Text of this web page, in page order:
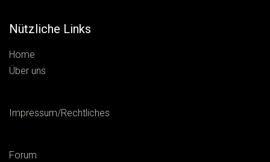
Nützliche Links
Home
Über uns
Impressum/Rechtliches
Forum